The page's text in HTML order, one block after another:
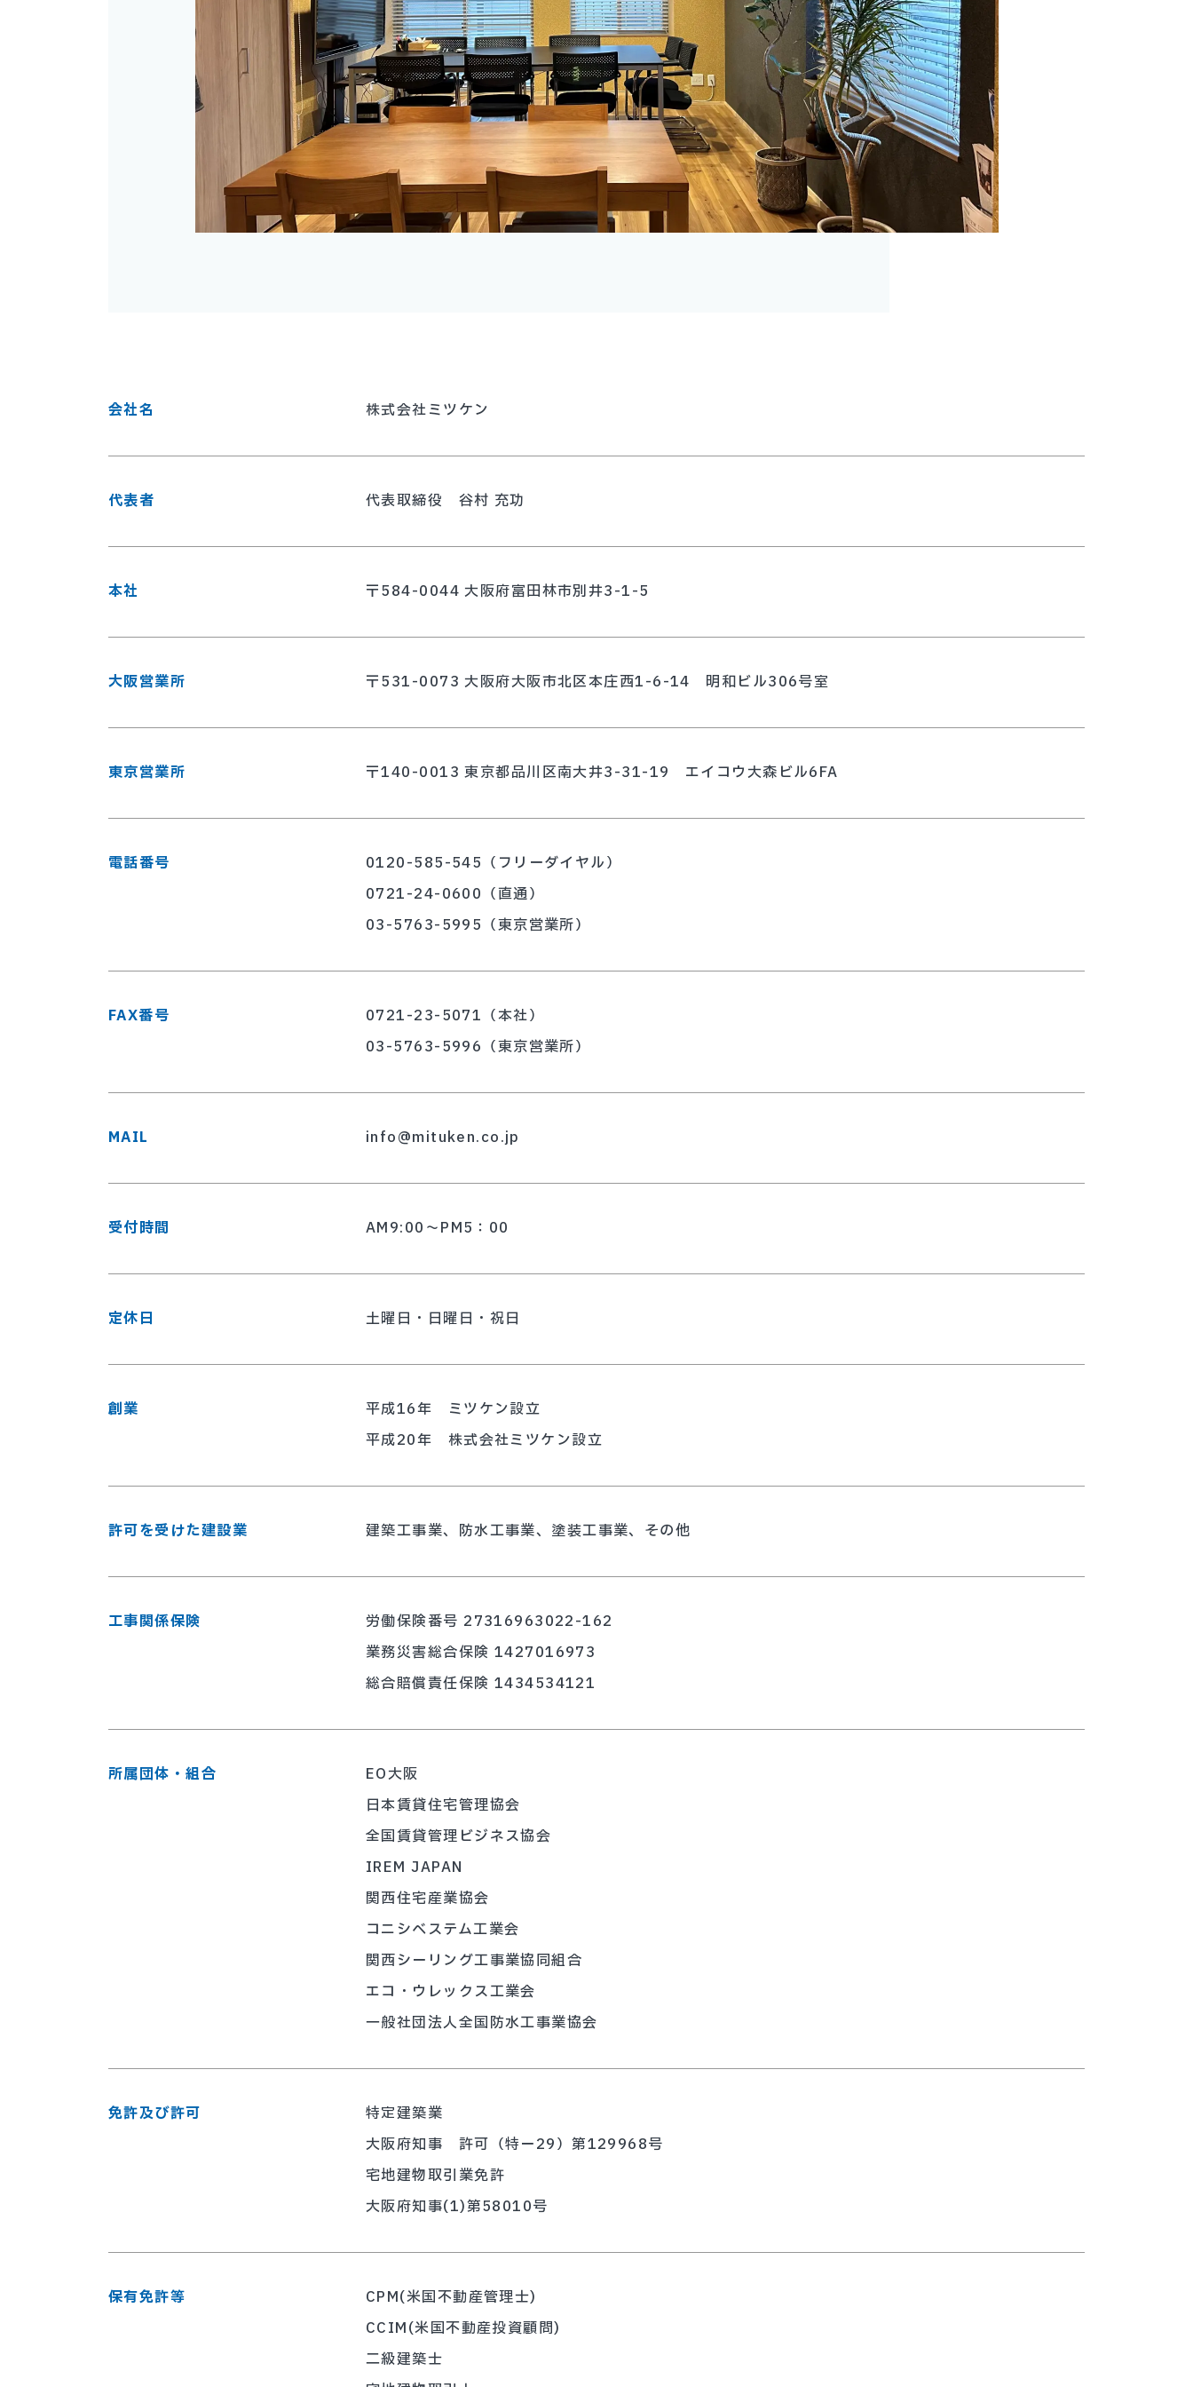
会社名 株式会社ミツケン
代表者 代表取締役 谷村 充功
本社 〒584-0044大阪府富田林市別井3-1-5
大阪営業所 〒531-0073大阪府大阪市北区本庄西1-6-14 明和ビル306号室
東京営業所 〒140-0013東京都品川区南大井3-31-19 エイコウ大森ビル6FA
電話番号
0120-585-545（フリーダイヤル）
0721-24-0600（直通）
03-5763-5995（東京営業所）
FAX番号
0721-23-5071（本社）
03-5763-5996（東京営業所）
MAIL info@mituken.co.jp
受付時間 AM9:00～PM5：00
定休日 土曜日・日曜日・祝日
創業
平成16年 ミツケン設立
平成20年 株式会社ミツケン設立
許可を受けた建設業 建築工事業、防水工事業、塗装工事業、その他
工事関係保険
労働保険番号 27316963022-162
業務災害総合保険 1427016973
総合賠償責任保険 1434534121
所属団体・組合
EO大阪
日本賃貸住宅管理協会
全国賃貸管理ビジネス協会
IREM JAPAN
関西住宅産業協会
コニシベステム工業会
関西シーリング工事業協同組合
エコ・ウレックス工業会
一般社団法人全国防水工事業協会
免許及び許可
特定建築業
大阪府知事 許可（特ー29）第129968号
宅地建物取引業免許
大阪府知事(1)第58010号
保有免許等
CPM(米国不動産管理士)
CCIM(米国不動産投資顧問)
二級建築士